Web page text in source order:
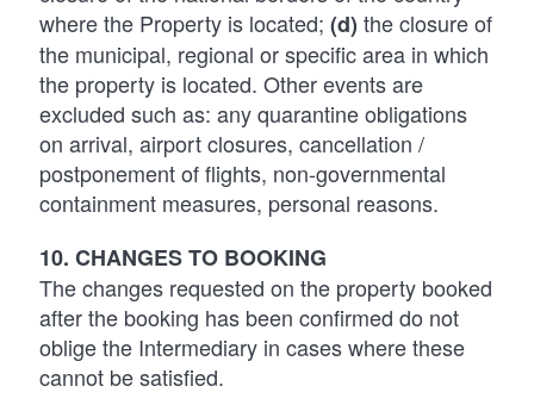
where the Property is located; (d) the closure of
the municipal, regional or specific area in which
the property is located. Other events are
excluded such as: any quarantine obligations
on arrival, airport closures, cancellation /
postponement of flights, non-governmental
containment measures, personal reasons.
10. CHANGES TO BOOKING
The changes requested on the property booked
after the booking has been confirmed do not
oblige the Intermediary in cases where these
cannot be satisfied.